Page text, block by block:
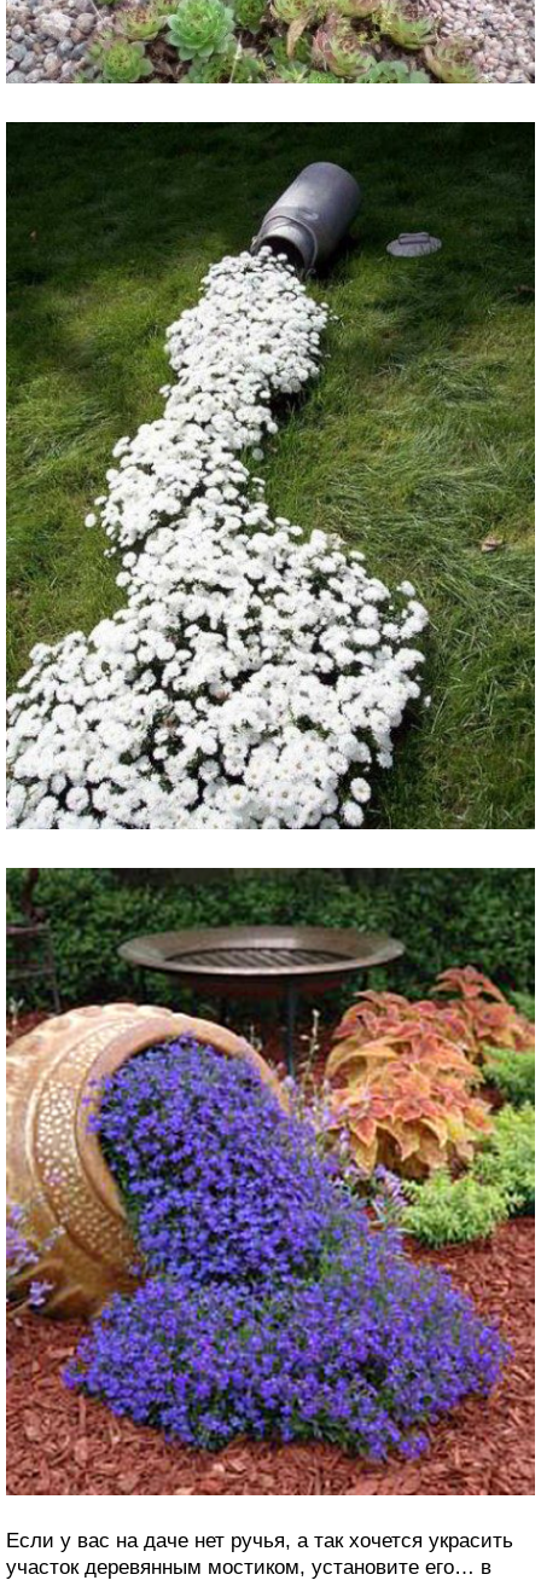
Если у вас на даче нет ручья, а так хочется украсить
участок деревянным мостиком, установите его… в